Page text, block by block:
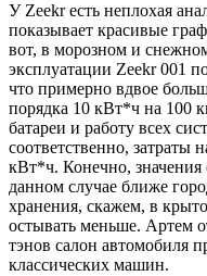
У Zeekr есть неплохая
показывает красивые
вот, в морозном и
эксплуатации Zeekr 001
что примерно вдвое
порядка 10 кВт*ч на 100
батареи и работу всех
соответственно, затраты
кВт*ч. Конечно, значения
данном случае ближе
хранения, скажем, в
остывать меньше. Артем
тэнов салон автомобиля
классических машин.